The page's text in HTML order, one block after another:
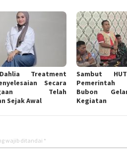
Treatment
Secara
Telah
Sejak Awal
Sambut
Bubon
Kegiatan
wajib ditandai *